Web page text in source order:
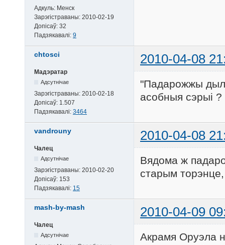
Адкуль: Менск
Зарэгістраваны: 2010-02-19
Допісаў: 32
Падзякавалі: 9
chtosci 2010-04-08
Мадэратар
Адсутнічае
Зарэгістраваны: 2010-02-18
Допісаў: 1.507
Падзякавалі: 3464
"Падарожжы
асобныя сэрыі ?
vandrouny 2010-04-08
Чалец
Адсутнічае
Зарэгістраваны: 2010-02-20
Допісаў: 153
Падзякавалі: 15
Вядома ж
старым
mash-by-mash 2010-04-09
Чалец
Адсутнічае
Акрамя Оруэла